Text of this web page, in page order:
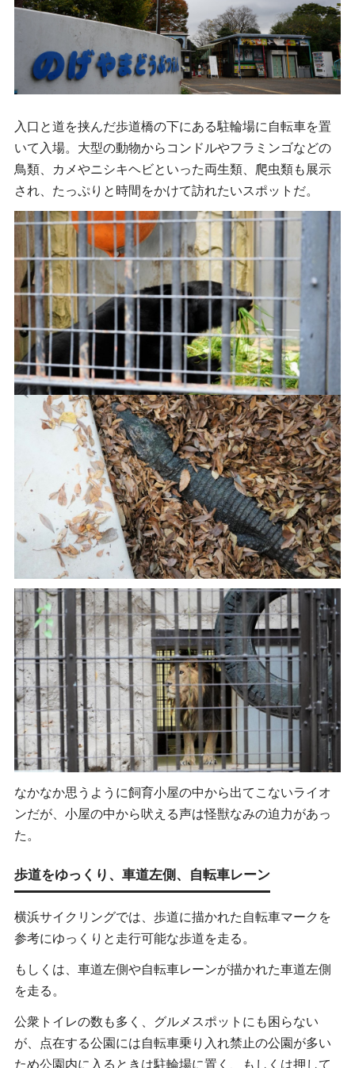
入口と道を挟んだ歩道橋の下にある駐輪場に自転車を置
いて入場。大型の動物からコンドルやフラミンゴなどの
鳥類、カメやニシキヘビといった両生類、爬虫類も展示
され、たっぷりと時間をかけて訪れたいスポットだ。
なかなか思うように飼育小屋の中から出てこないライオ
ンだが、小屋の中から吠える声は怪獣なみの迫力があっ
た。
歩道をゆっくり、車道左側、自転車レーン
横浜サイクリングでは、歩道に描かれた自転車マークを
参考にゆっくりと走行可能な歩道を走る。
もしくは、車道左側や自転車レーンが描かれた車道左側
を走る。
公衆トイレの数も多く、グルメスポットにも困らない
が、点在する公園には自転車乗り入れ禁止の公園が多い
ため公園内に入るときは駐輪場に置く、もしくは押して